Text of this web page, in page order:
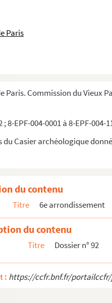
Paris
Paris. Commission du Vieux
8-EPF-004-0001 à 8-EPF-004-
Casier archéologique
Paris. Rue de Nevers. Vue
du contenu
Titre 6e arrondissement
du contenu
Titre Dossier n° 92
: https://ccfr.bnf.fr/portailccfr/